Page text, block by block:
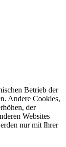
Betrieb der
Andere Cookies,
der
Websites
nur mit Ihrer